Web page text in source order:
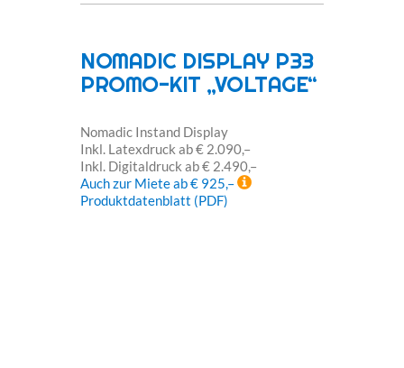
NOMADIC DISPLAY P33
PROMO-KIT „VOLTAGE“
Nomadic Instand Display
Inkl. Latexdruck ab € 2.090,–
Inkl. Digitaldruck ab € 2.490,–
Auch zur Miete ab € 925,–
Produktdatenblatt (PDF)